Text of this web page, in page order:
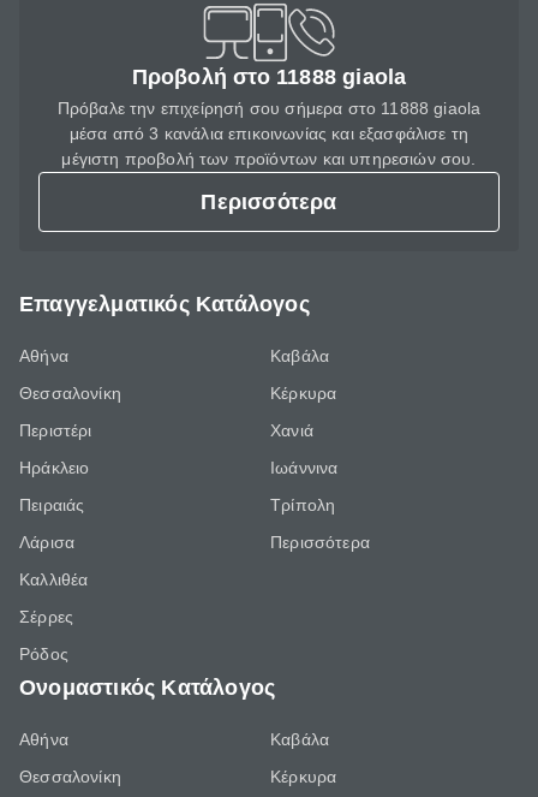
Προβολή στο 11888 giaola
Πρόβαλε την επιχείρησή σου σήμερα στο 11888 giaola
μέσα από 3 κανάλια επικοινωνίας και εξασφάλισε τη
μέγιστη προβολή των προϊόντων και υπηρεσιών σου.
Περισσότερα
Επαγγελματικός Κατάλογος
Αθήνα
Θεσσαλονίκη
Περιστέρι
Ηράκλειο
Πειραιάς
Λάρισα
Καλλιθέα
Σέρρες
Ρόδος
Καβάλα
Κέρκυρα
Χανιά
Ιωάννινα
Τρίπολη
Περισσότερα
Ονομαστικός Κατάλογος
Αθήνα
Θεσσαλονίκη
Καβάλα
Κέρκυρα